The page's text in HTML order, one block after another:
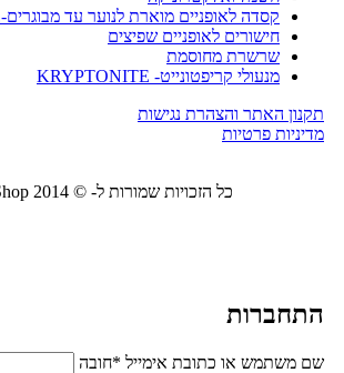
קסדה לאופניים מוארת לנוער עד מבוגרים-L
חישורים לאופניים שפיצים
שרשרת מחוסמת
מנעולי קריפטונייט- KRYPTONITE
תקנון האתר והצהרת נגישות
מדיניות פרטיות
כל הזכויות שמורות ל- © 2014 OrcaShop
התחברות
שם משתמש או כתובת אימייל *חובה